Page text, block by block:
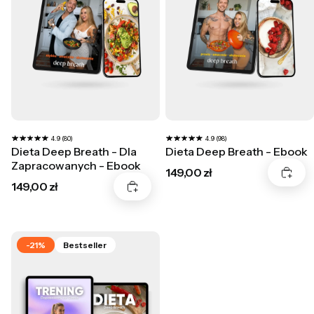
4.9 (80)
Dieta Deep Breath - Dla
Zapracowanych - Ebook
Cena
149,00 zł
4.9 (98)
Dieta Deep Breath - Ebook
Cena
149,00 zł
-21% Bestseller